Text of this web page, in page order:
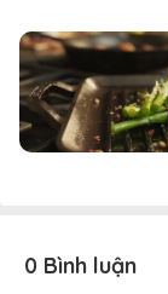
0 Bình luận